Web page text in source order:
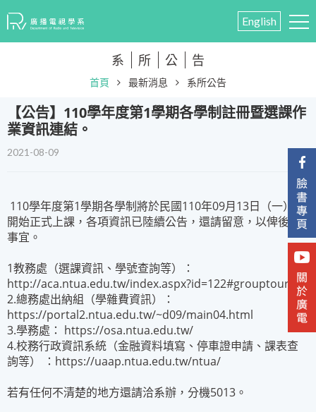
English
系 所 公 告
首頁 最新消息 系所公告
​【公告】110學年度第1學期各學制註冊暨選課作
業資訊連結。
2021-08-09
110學年度第1學期各學制將於民國110年09月13日（一）起
開始正式上課，各項資訊已陸續公告，還請留意，以俾後續
事宜。
1教務處（選課資訊、學號查詢等）：
http://aca.ntua.edu.tw/index.aspx?id=122#grouptour
2.總務處出納組（學雜費資訊）：
https://portal2.ntua.edu.tw/~d09/main04.html
3.學務處： https://osa.ntua.edu.tw/
4.校務行政資訊系統（金融資料填寫、停車證申請、課表查
詢等） ：https://uaap.ntua.edu.tw/ntua/
若有任何不清楚的地方還請洽系辦，分機5013。